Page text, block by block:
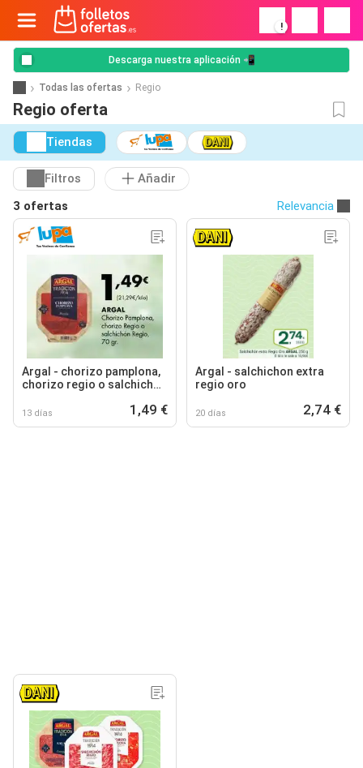
!
Descarga nuestra aplicación 📲
Todas las ofertas Regio
Regio oferta
Tiendas
Filtros
Añadir
3 ofertas
Relevancia
Argal - chorizo pamplona,
chorizo regio o salchichon
13 días 1,49 €
Argal - salchichon extra
regio oro
20 días 2,74 €